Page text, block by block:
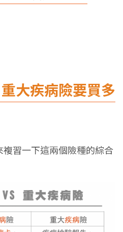
大疾病險要買多
習一下這兩個險種的綜合